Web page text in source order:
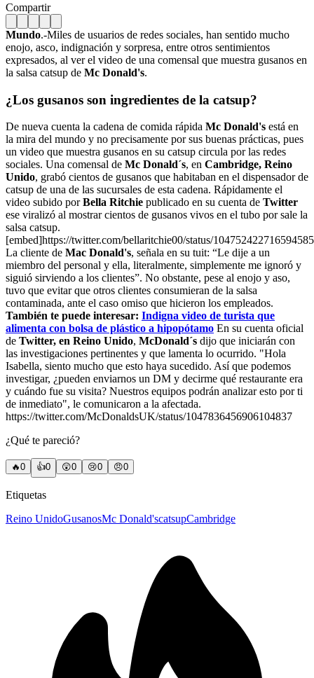
Compartir
Mundo.-Miles de usuarios de redes sociales, han sentido mucho
enojo, asco, indignación y sorpresa, entre otros sentimientos
expresados, al ver el video de una comensal que muestra gusanos en
la salsa catsup de Mc Donald's.
¿Los gusanos son ingredientes de la catsup?
De nueva cuenta la cadena de comida rápida Mc Donald's está en
la mira del mundo y no precisamente por sus buenas prácticas, pues
un video que muestra gusanos en su catsup circula por las redes
sociales. Una comensal de Mc Donald´s, en Cambridge, Reino
Unido, grabó cientos de gusanos que habitaban en el dispensador de
catsup de una de las sucursales de esta cadena. Rápidamente el
video subido porBella Ritchie publicado en su cuenta de Twitter
ese viralizó al mostrar cientos de gusanos vivos en el tubo por sale la
salsa catsup.
[embed]https://twitter.com/bellaritchie00/status/
La cliente de Mac Donald's, señala en su tuit: “Le dije a un
miembro del personal y ella, literalmente, simplemente me ignoró y
siguió sirviendo a los clientes”. No obstante, pese al enojo y aso,
tuvo que evitar que otros clientes consumieran de la salsa
contaminada, ante el caso omiso que hicieron los empleados.
También te puede interesar: Indigna video de turista que
alimenta con bolsa de plástico a hipopótamo En su cuenta oficial
de Twitter, en Reino Unido, McDonald´s dijo que iniciarán con
las investigaciones pertinentes y que lamenta lo ocurrido. "Hola
Isabella, siento mucho que esto haya sucedido. Así que podemos
investigar, ¿pueden enviarnos un DM y decirme qué restaurante era
y cuándo fue su visita? Nuestros equipos podrán analizar esto por ti
de inmediato", le comunicaron a la afectada.
https://twitter.com/McDonaldsUK/status/1047836456906104837
¿Qué te pareció?
🔥0 👍0 😲0 😢0 😠0
Etiquetas
Reino UnidoGusanosMc Donald'scatsupCambridge